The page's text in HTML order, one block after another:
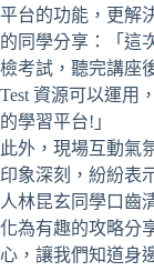
平台的功能，更解
的同學分享：「這
檢考試，聽完講座
Test 資源可以運用
的學習平台!」
此外，現場互動氣
印象深刻，紛紛表
人林昆玄同學口齒
化為有趣的攻略分
心，讓我們知道身